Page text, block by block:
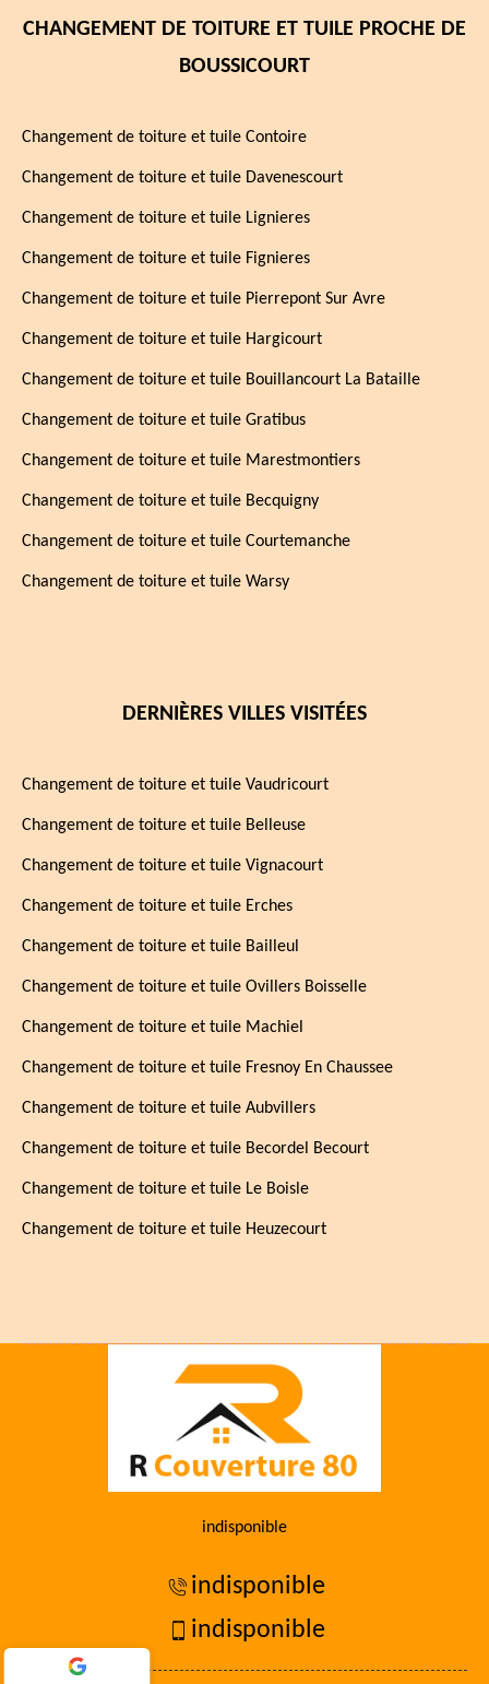
CHANGEMENT DE TOITURE ET TUILE PROCHE DE
BOUSSICOURT
Changement de toiture et tuile Contoire
Changement de toiture et tuile Davenescourt
Changement de toiture et tuile Lignieres
Changement de toiture et tuile Fignieres
Changement de toiture et tuile Pierrepont Sur Avre
Changement de toiture et tuile Hargicourt
Changement de toiture et tuile Bouillancourt La Bataille
Changement de toiture et tuile Gratibus
Changement de toiture et tuile Marestmontiers
Changement de toiture et tuile Becquigny
Changement de toiture et tuile Courtemanche
Changement de toiture et tuile Warsy
DERNIÈRES VILLES VISITÉES
Changement de toiture et tuile Vaudricourt
Changement de toiture et tuile Belleuse
Changement de toiture et tuile Vignacourt
Changement de toiture et tuile Erches
Changement de toiture et tuile Bailleul
Changement de toiture et tuile Ovillers Boisselle
Changement de toiture et tuile Machiel
Changement de toiture et tuile Fresnoy En Chaussee
Changement de toiture et tuile Aubvillers
Changement de toiture et tuile Becordel Becourt
Changement de toiture et tuile Le Boisle
Changement de toiture et tuile Heuzecourt
indisponible
indisponible
indisponible